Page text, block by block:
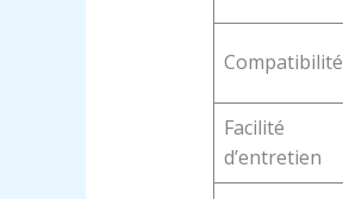
Compatibilité
Facilité
d’entretien